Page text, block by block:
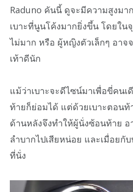
Raduno คันนี้ ดูจะมีความสูงมา
เบาะที่นูนโค้งมากยิ่งขึ้น โดยใ
ไม่มาก หรือ ผู้หญิงตัวเล็กๆ อาจ
เท้าดีนัก
แม้ว่าเบาะจะดีไซน์มาเพื่อขี่คน
ท้ายก็ย่อมได้ แต่ด้วยเบาะตอนท้
ด้านหลังจึงทำให้ผู้นั่งซ้อนท้าย อ
ลำบากไปเสียหน่อย และเมื่อยกั
ที่นั่ง